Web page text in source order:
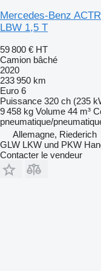
Mercedes-Benz
LBW 1,5 T
59 800 € HT
Camion bâché
2020
233 950 km
Euro 6
Puissance 320 ch (235
9 458 kg Volume 44 m³
pneumatique/
Allemagne, Riederich
GLW LKW und PKW
Contacter le vendeur